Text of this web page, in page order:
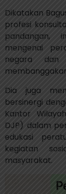
Dikatakan
profesi
pandangan,
mengenai
negara dan
Dia juga
bersinergi
Kantor
DJP) dalam
edukasi
kegiatan
masyarakat.